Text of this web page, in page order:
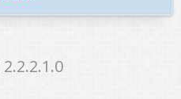
2.2.2.1.0